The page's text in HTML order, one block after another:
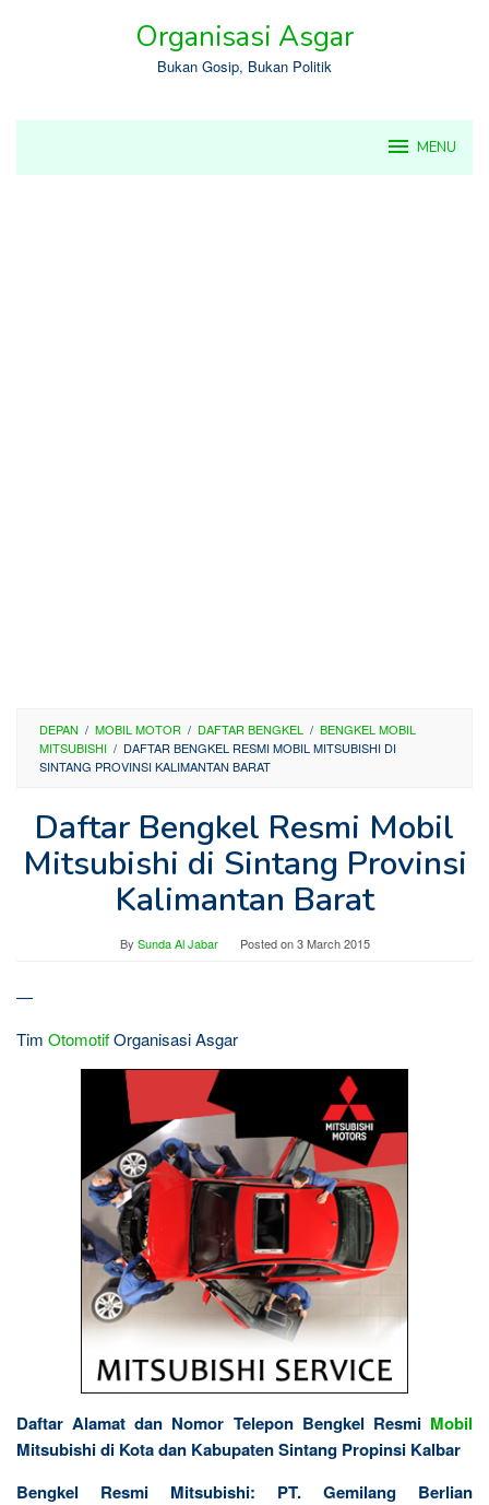
Organisasi Asgar
Bukan Gosip, Bukan Politik
MENU
DEPAN / MOBIL MOTOR / DAFTAR BENGKEL / BENGKEL MOBIL
MITSUBISHI / DAFTAR BENGKEL RESMI MOBIL MITSUBISHI DI
SINTANG PROVINSI KALIMANTAN BARAT
Daftar Bengkel Resmi Mobil
Mitsubishi di Sintang Provinsi
Kalimantan Barat
By Sunda Al Jabar Posted on3 March 2015
—
Tim OtomotifOrganisasi Asgar
Daftar Alamat dan Nomor Telepon Bengkel Resmi Mobil
Mitsubishi di Kota dan Kabupaten Sintang Propinsi Kalbar
Bengkel Resmi Mitsubishi: PT. Gemilang Berlian